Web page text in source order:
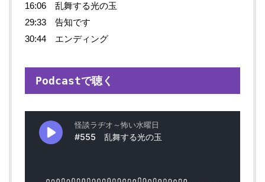
16:06 乱舞する光の玉
29:33 告知です
30:44 エンディング
Podcastで聴く